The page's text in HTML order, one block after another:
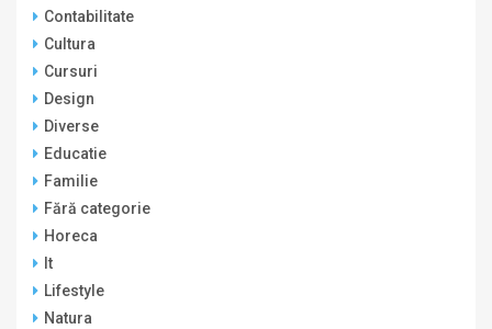
Contabilitate
Cultura
Cursuri
Design
Diverse
Educatie
Familie
Fără categorie
Horeca
It
Lifestyle
Natura